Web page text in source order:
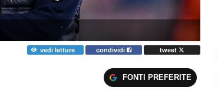
vedi letture condividi tweet
FONTI PREFERITE